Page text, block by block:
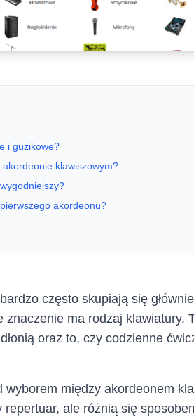
i guzikowe?
klawiszowym?
akordeonu?
często skupiają się
ma rodzaj klawiatury.
oraz to, czy codzienne
między akordeonem
ale różnią się